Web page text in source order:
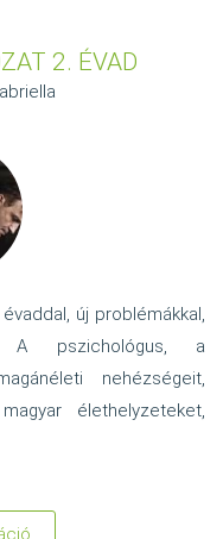
2. ÉVAD
új problémákkal,
A pszichológus, a
nehézségeit,
élethelyzeteket,